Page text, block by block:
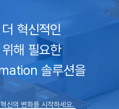
혁신적인
해 필요한
솔루션을
신의 변화를 시작하세요.